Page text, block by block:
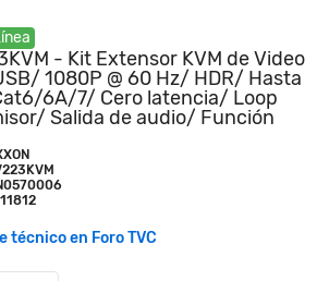
- Kit Extensor KVM de Video
1080P @ 60 Hz/ HDR/ Hasta
6A/7/ Cero latencia/ Loop
Salida de audio/ Función
técnico en Foro TVC